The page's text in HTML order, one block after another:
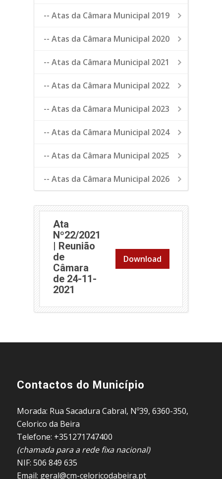
-- Atas da Câmara Municipal 2019
-- Atas da Câmara Municipal 2020
-- Atas da Câmara Municipal 2021
-- Atas da Câmara Municipal 2022
-- Atas da Câmara Municipal 2023
-- Atas da Câmara Municipal 2024
-- Atas da Câmara Municipal 2025
-- Atas da Câmara Municipal 2026
Ata
Nº22/2021
| Reunião
de
Câmara
de 24-11-
2021
Download
Contactos do Município
Morada: Rua Sacadura Cabral, Nº39, 6360-350,
Celorico da Beira
Telefone: +351271747400
(chamada para a rede fixa nacional)
NIF: 506 849 635
Email: geral@cm-celoricodabeira.pt